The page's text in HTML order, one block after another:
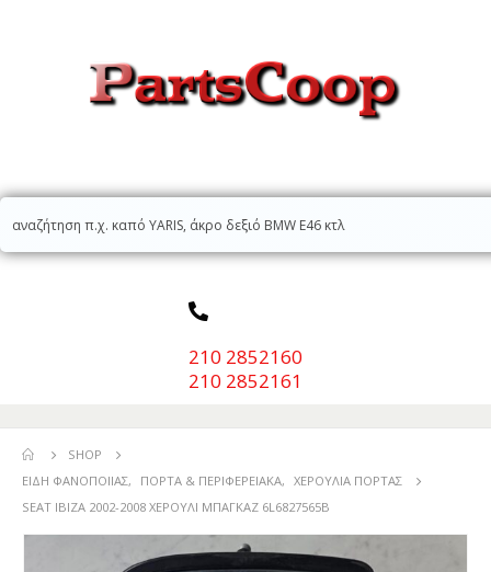
210 2852160
210 2852161
SHOP
ΕΊΔΗ ΦΑΝΟΠΟΙΊΑΣ, ΠΌΡΤΑ & ΠΕΡΙΦΕΡΕΙΑΚΆ, ΧΕΡΟΎΛΙΑ ΠΌΡΤΑΣ
SEAT IBIZA 2002-2008 ΧΕΡΟΥΛΙ ΜΠΑΓΚΑΖ 6L6827565B